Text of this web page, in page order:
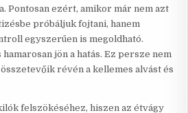
Pontosan ezért, amikor már nem azt
próbáljuk fojtani, hanem
egyszerűen is megoldható.
jön a hatás. Ez persze nem
révén a kellemes alvást és
felszökéséhez, hiszen az étvágy